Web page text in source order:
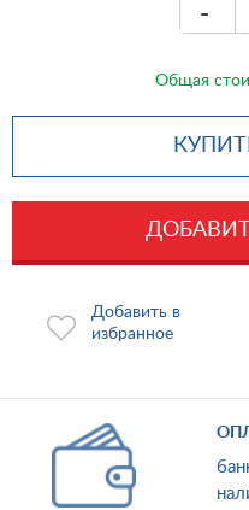
-
Общая
Добавить в
избранное